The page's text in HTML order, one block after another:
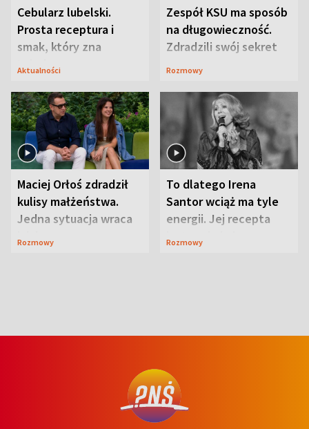
Cebularz lubelski.
Prosta receptura i
smak, który zna
Lubelszczyzna
Aktualności
Zespół KSU ma sposób
na długowieczność.
Zdradzili swój sekret
Rozmowy
Maciej Orłoś zdradził
kulisy małżeństwa.
Jedna sytuacja wraca
jak bumerang
Rozmowy
To dlatego Irena
Santor wciąż ma tyle
energii. Jej recepta
jest zaskakująco
Rozmowy